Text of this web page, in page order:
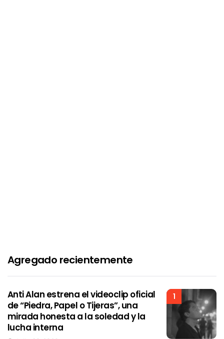
Agregado recientemente
1
Anti Alan estrena el videoclip oficial
de “Piedra, Papel o Tijeras”, una
mirada honesta a la soledad y la
lucha interna